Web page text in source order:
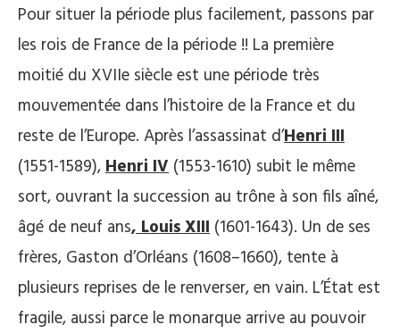
Pour situer la période plus facilement, passons par
les rois de France de la période !! La première
moitié du XVIIe siècle est une période très
mouvementée dans l’histoire de la France et du
reste de l’Europe. Après l’assassinat d’Henri III
(1551-1589),Henri IV (1553-1610) subit le même
sort, ouvrant la succession au trône à son fils aîné,
âgé de neuf ans, Louis XIII (1601-1643). Un de ses
frères, Gaston d’Orléans (1608–1660), tente à
plusieurs reprises de le renverser, en vain. L’État est
fragile, aussi parce le monarque arrive au pouvoir